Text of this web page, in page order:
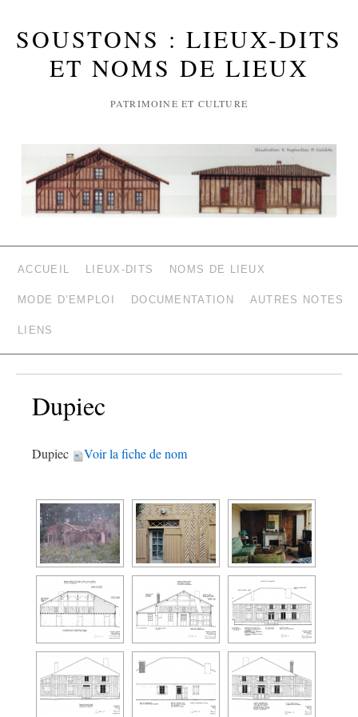
SOUSTONS : LIEUX-DITS
ET NOMS DE LIEUX
PATRIMOINE ET CULTURE
ACCUEIL LIEUX-DITS NOMS DE LIEUX
MODE D’EMPLOI DOCUMENTATION AUTRES NOTES
LIENS
Dupiec
Dupiec Voir la fiche de nom